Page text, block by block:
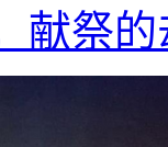
献祭